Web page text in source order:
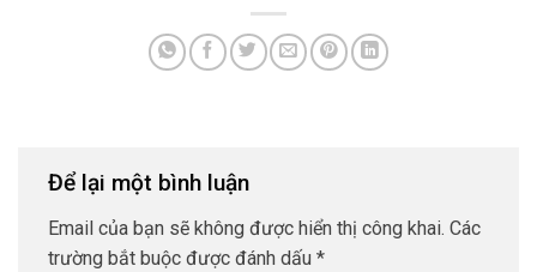
Để lại một bình luận
Email của bạn sẽ không được hiển thị công khai. Các
trường bắt buộc được đánh dấu *